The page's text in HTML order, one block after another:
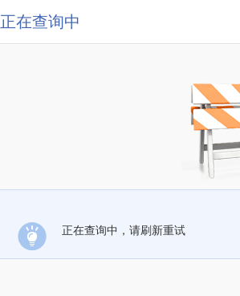
正在查询中
正在查询中，请刷新重试